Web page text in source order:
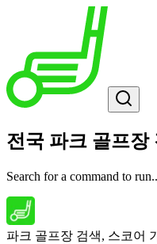
전국 파크 골프장
Search for a command to
파크 골프장 검색, 스코어